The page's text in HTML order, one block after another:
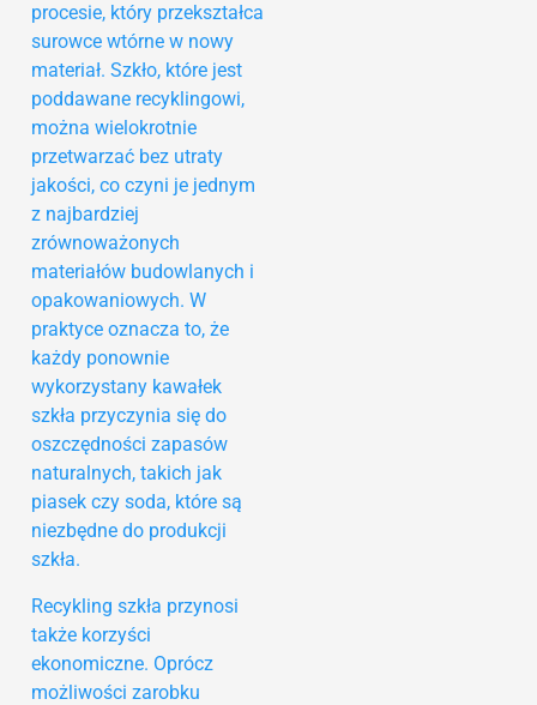
procesie, który przekształca
surowce wtórne w nowy
materiał. Szkło, które jest
poddawane recyklingowi,
można wielokrotnie
przetwarzać bez utraty
jakości, co czyni je jednym
z najbardziej
zrównoważonych
materiałów budowlanych i
opakowaniowych. W
praktyce oznacza to, że
każdy ponownie
wykorzystany kawałek
szkła przyczynia się do
oszczędności zapasów
naturalnych, takich jak
piasek czy soda, które są
niezbędne do produkcji
szkła.
Recykling szkła przynosi
także korzyści
ekonomiczne. Oprócz
możliwości zarobku